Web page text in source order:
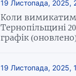
19 Листопада, 2025,
Коли
Тернопільщині
графік
19 Листопада, 2025,